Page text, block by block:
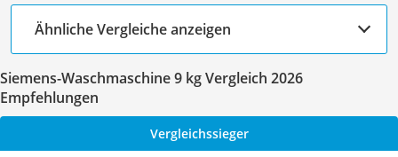
Ähnliche Vergleiche anzeigen
Siemens-Waschmaschine 9 kg Vergleich 2026
Empfehlungen
Vergleichssieger